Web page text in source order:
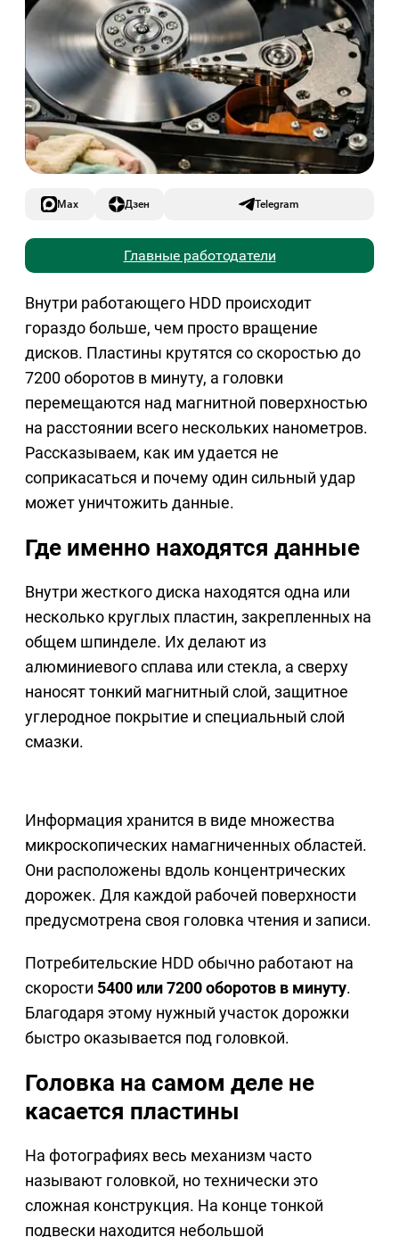
Max Дзен Telegram
Главные работодатели
Внутри работающего HDD происходит
гораздо больше, чем просто вращение
дисков. Пластины крутятся со скоростью до
7200 оборотов в минуту, а головки
перемещаются над магнитной поверхностью
на расстоянии всего нескольких нанометров.
Рассказываем, как им удается не
соприкасаться и почему один сильный удар
может уничтожить данные.
Где именно находятся данные
Внутри жесткого диска находятся одна или
несколько круглых пластин, закрепленных на
общем шпинделе. Их делают из
алюминиевого сплава или стекла, а сверху
наносят тонкий магнитный слой, защитное
углеродное покрытие и специальный слой
смазки.
Информация хранится в виде множества
микроскопических намагниченных областей.
Они расположены вдоль концентрических
дорожек. Для каждой рабочей поверхности
предусмотрена своя головка чтения и записи.
Потребительские HDD обычно работают на
скорости 5400 или 7200 оборотов в минуту.
Благодаря этому нужный участок дорожки
быстро оказывается под головкой.
Головка на самом деле не
касается пластины
На фотографиях весь механизм часто
называют головкой, но технически это
сложная конструкция. На конце тонкой
подвески находится небольшой